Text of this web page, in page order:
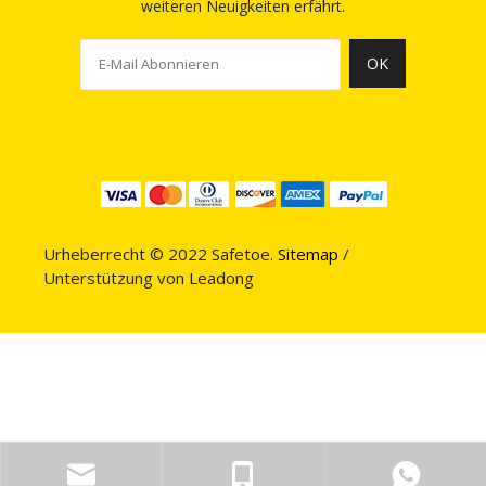
weiteren Neuigkeiten erfährt.
OK
Urheberrecht © 2022 Safetoe. Sitemap /
Unterstützung von Leadong